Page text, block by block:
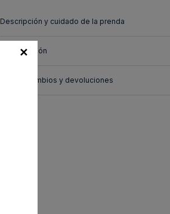
Descripción y cuidado de la prenda
Composición
Envíos, cambios y devoluciones
✕